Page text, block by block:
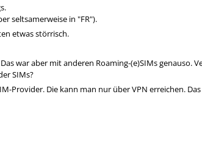
seltsamerweise in "FR").
etwas störrisch.
war aber mit anderen Roaming-(e)SIMs genauso.
SIMs?
Provider. Die kann man nur über VPN erreichen.